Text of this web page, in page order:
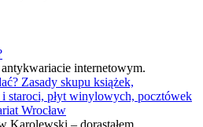
internetowym.
Zasady skupu książek,
staroci, płyt winylowych, pocztówek
Wrocław